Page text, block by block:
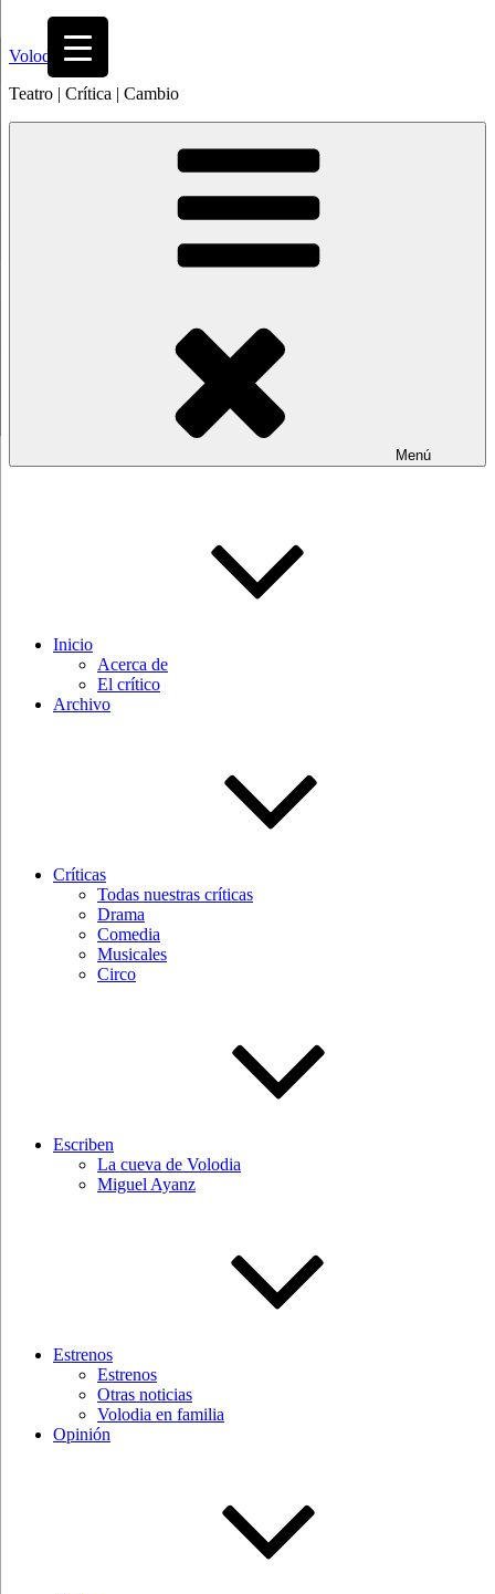
contenido
Volodia
Teatro | Crítica | Cambio
Menú
Inicio
Acerca de
El crítico
Archivo
Críticas
Todas nuestras críticas
Drama
Comedia
Musicales
Circo
Escriben
La cueva de Volodia
Miguel Ayanz
Estrenos
Estrenos
Otras noticias
Volodia en familia
Opinión